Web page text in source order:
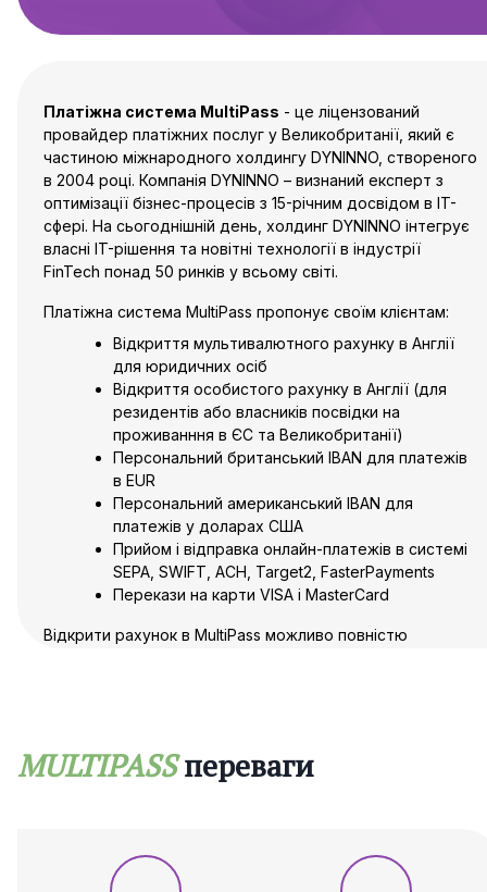
Платіжна система MultiPass - це ліцензований
провайдер платіжних послуг у Великобританії, який є
частиною міжнародного холдингу DYNINNO, створеного
в 2004 році. Компанія DYNINNO – визнаний експерт з
оптимізації бізнес-процесів з 15-річним досвідом в IT-
сфері. На сьогоднішній день, холдинг DYNINNO інтегрує
власні IT-рішення та новітні технології в індустрії
FinTech понад 50 ринків у всьому світі.
Платіжна система MultiPass пропонує своїм клієнтам:
Відкриття мультивалютного рахунку в Англії
для юридичних осіб
Відкриття особистого рахунку в Англії (для
резидентів або власників посвідки на
проживанння в ЄС та Великобританії)
Персональний британський IBAN для платежів
в EUR
Персональний американський IBAN для
платежів у доларах США
Прийом і відправка онлайн-платежів в системі
SEPA, SWIFT, ACH, Target2, FasterPayments
Перекази на карти VISA і MasterCard
Відкрити рахунок в MultiPass можливо повністю
особистий рахунок вMultiPass можливо
платіжній системі Multipass індивідуальне для кожного
клієнта. Ми допоможемо оперативно відкрити рахунок
MULTIPASS переваги